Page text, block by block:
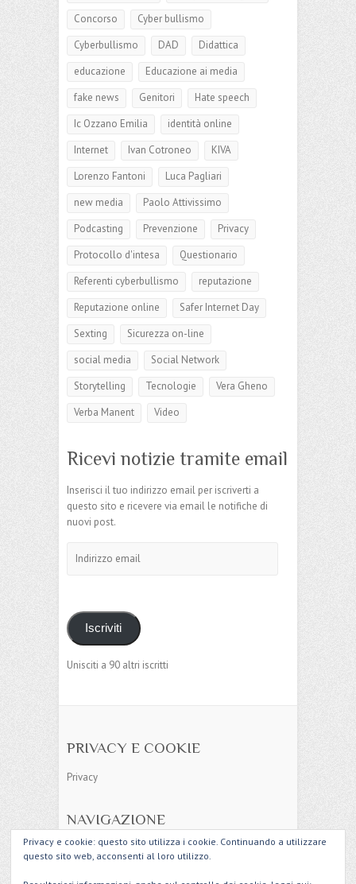
Concorso
Cyber bullismo
Cyberbullismo
DAD
Didattica
educazione
Educazione ai media
fake news
Genitori
Hate speech
Ic Ozzano Emilia
identità online
Internet
Ivan Cotroneo
KIVA
Lorenzo Fantoni
Luca Pagliari
new media
Paolo Attivissimo
Podcasting
Prevenzione
Privacy
Protocollo d'intesa
Questionario
Referenti cyberbullismo
reputazione
Reputazione online
Safer Internet Day
Sexting
Sicurezza on-line
social media
Social Network
Storytelling
Tecnologie
Vera Gheno
Verba Manent
Video
Ricevi notizie tramite email
Inserisci il tuo indirizzo email per iscriverti a
questo sito e ricevere via email le notifiche di
nuovi post.
email
Iscriviti
Unisciti a 90 altri iscritti
PRIVACY E COOKIE
Privacy
NAVIGAZIONE
Mappa del sito
Privacy e cookie: questo sito utilizza i cookie. Continuando a utilizzare
questo sito web, acconsenti al loro utilizzo.